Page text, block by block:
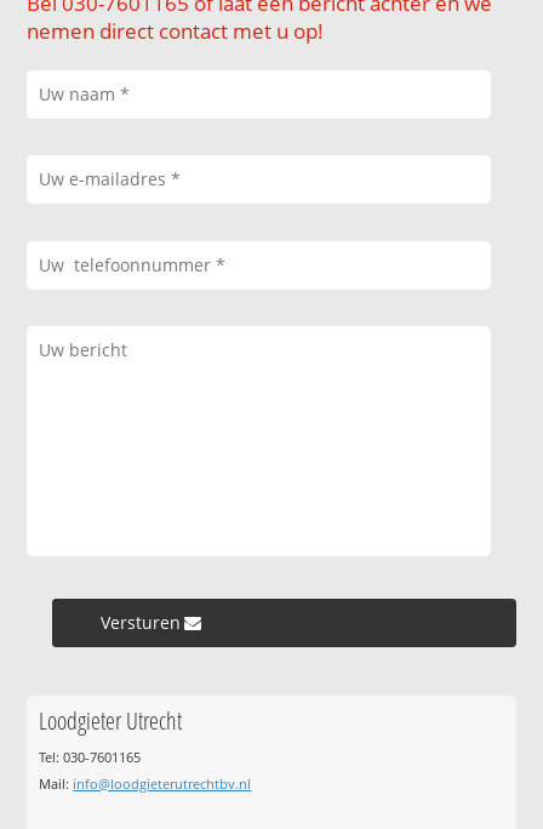
nemen direct contact met u op!
Versturen »
Loodgieter Utrecht
Tel: 030-7601165
Mail: info@loodgieterutrechtbv.nl